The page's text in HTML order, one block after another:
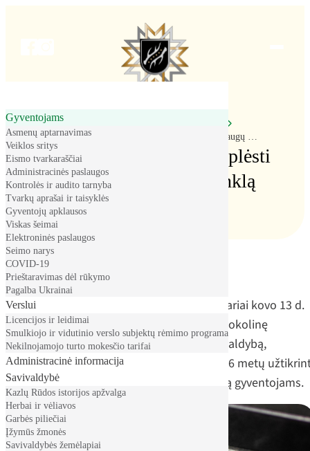
Gyventojams
Asmenų aptarnavimas
Veiklos sritys
Eismo tvarkaraščiai
Administracinės paslaugos
Kontrolės ir audito tarnyba
Tvarkų aprašai ir taisyklės
Gyventojų apklausos
Viskas šeimai
Elektroninės paslaugos
Seimo narys
COVID-19
Prieštaravimas dėl rūkymo
Pagalba Ukrainai
Verslui
Licencijos ir leidimai
Smulkiojo ir vidutinio verslo subjektų rėmimo programa
Nekilnojamojo turto mokesčio tarifai
Administracinė informacija
Savivaldybė
Kazlų Rūdos istorijos apžvalga
Herbai ir vėliavos
Garbės piliečiai
Įžymūs žmonės
Savivaldybės žemėlapiai
Savivaldybės reikalauja plėsti finansinių paslaugų tinklą gyventojams
Savivaldybės reikalauja plėsti
finansinių paslaugų tinklą
gyventojams
2025-03-13
Lietuvos savivaldybių asociacijos (LSA) nariai kovo 13 d.
vykusiame narių susirinkime priėmė protokolinę
rezoliuciją, kuria ragina Lietuvos Banko valdybą,
Vyriausybę bei Finansų ministeriją iki 2026 metų
geresnį finansinių paslaugų prieinamumą gyventojams.